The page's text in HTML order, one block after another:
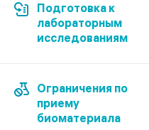
Подготовка к
лабораторным
исследованиям
Ограничения по
приему
биоматериала